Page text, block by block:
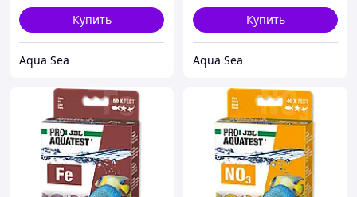
Купить
Aqua Sea
Купить
Aqua Sea